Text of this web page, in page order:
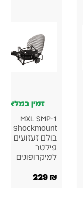
זמין במלאי
MXL SMP-1
בולם זעזועים
פילטר
למיקרופונים
₪
229